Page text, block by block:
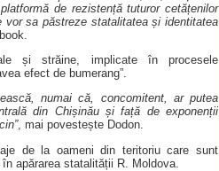
de rezistență tuturor cetățenilor
sa păstreze statalitatea și identitatea
și străine, implicate în procesele
efect de bumerang”.
numai că, concomitent, ar putea
din Chișinău și față de exponenții
, mai povestește Dodon.
de la oameni din teritoriu care sunt
apărarea statalității R. Moldova.